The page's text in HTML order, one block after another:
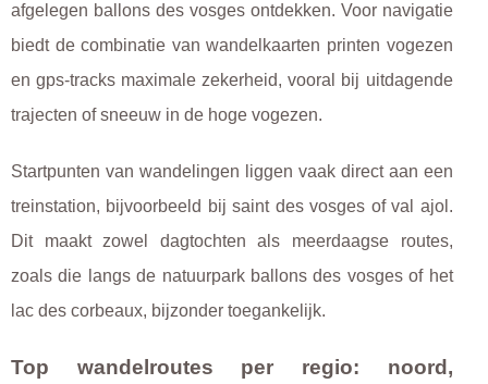
afgelegen ballons des vosges ontdekken. Voor navigatie
biedt de combinatie van wandelkaarten printen vogezen
en gps-tracks maximale zekerheid, vooral bij uitdagende
trajecten of sneeuw in de hoge vogezen.
Startpunten van wandelingen liggen vaak direct aan een
treinstation, bijvoorbeeld bij saint des vosges of val ajol.
Dit maakt zowel dagtochten als meerdaagse routes,
zoals die langs de natuurpark ballons des vosges of het
lac des corbeaux, bijzonder toegankelijk.
Top wandelroutes per regio: noord,